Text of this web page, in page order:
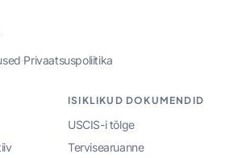
·Privaatsuspoliitika
ISIKLIKUD DOKUMENDID
USCIS-i tõlge
Tervisearuanne